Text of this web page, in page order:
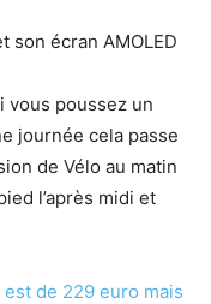
son écran AMOLED
vous poussez un
journée cela passe
de Vélo au matin
l’après midi et
est de 229 euro mais